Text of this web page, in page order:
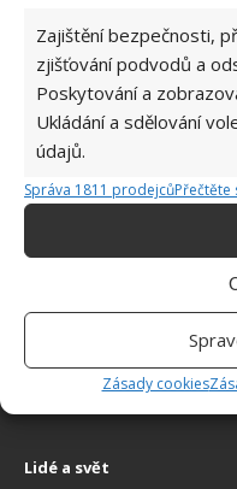
Zajištění bezpečnosti,
zjišťování podvodů a
Poskytování a
Ukládání a sdělování
údajů.
Správa 1811 prodejcůPřečtěte
Zásady cookies
způsoby, jak
7.8.2026
Sháníte zajímavé tipy jak
aktuální trendy, praktické
stránkách internetového
Lidé a svět